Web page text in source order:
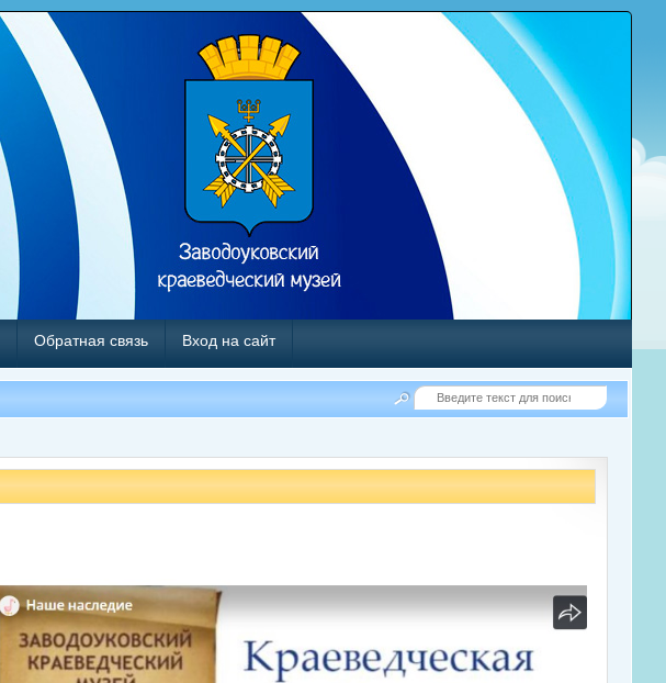
Обратная связь Вход на сайт